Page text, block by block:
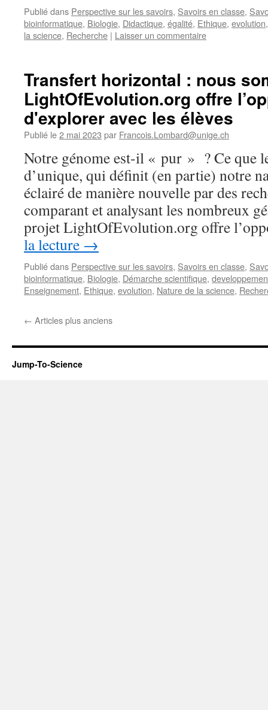
Publié dans Perspective sur les savoirs, Savoirs en classe,
bioinformatique, Biologie, Didactique, égalité, Ethique, evolution
la science, Recherche | Laisser un commentaire
Transfert horizontal : nous
LightOfEvolution.org offre
d'explorer avec les élèves
Publié le2 mai 2023 par Francois.Lombard@unige.ch
Notre génome est-il « pur » ? Ce que
d’unique, qui définit (en partie) notre
éclairé de manière nouvelle par des
comparant et analysant les nombreux
projet LightOfEvolution.org offre
la lecture →
Publié dans Perspective sur les savoirs, Savoirs en classe,
bioinformatique, Biologie, Démarche scientifique,
Enseignement, Ethique, evolution, Nature de la science,
← Articles plus anciens
Jump-To-Science